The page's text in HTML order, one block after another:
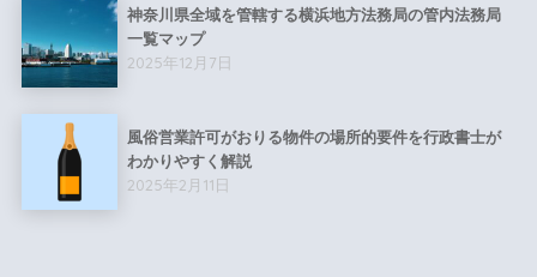
神奈川県全域を管轄する横浜地方法務局の管内法務局
一覧マップ
2025年12月7日
風俗営業許可がおりる物件の場所的要件を行政書士が
わかりやすく解説
2025年2月11日